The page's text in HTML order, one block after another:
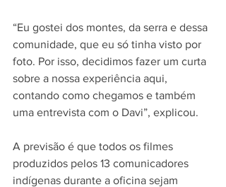
“Eu gostei dos montes, da serra e dessa
comunidade, que eu só tinha visto por
foto. Por isso, decidimos fazer um curta
sobre a nossa experiência aqui,
contando como chegamos e também
uma entrevista com o Davi”, explicou.
A previsão é que todos os filmes
produzidos pelos 13 comunicadores
indígenas durante a oficina sejam